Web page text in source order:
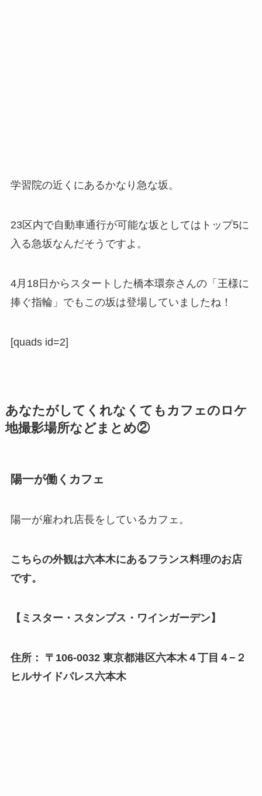
学習院の近くにあるかなり急な坂。
23区内で自動車通行が可能な坂としてはトップ5に
入る急坂なんだそうですよ。
4月18日からスタートした橋本環奈さんの「王様に
捧ぐ指輪」でもこの坂は登場していましたね！
[quads id=2]
あなたがしてくれなくてもカフェのロケ
地撮影場所などまとめ②
陽一が働くカフェ
陽一が雇われ店長をしているカフェ。
こちらの外観は六本木にあるフランス料理のお店
です。
【ミスター・スタンプス・ワインガーデン】
住所： 〒106-0032 東京都港区六本木４丁目４−２
ヒルサイドパレス六本木